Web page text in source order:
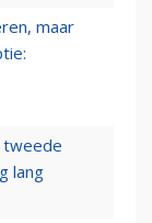
maar
tweede
lang